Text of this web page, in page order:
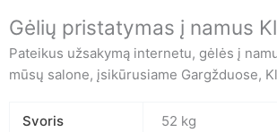
Gėlių pristatymas į namus
Pateikus užsakymą internetu, gėlės į
mūsų salone, įsikūrusiame Gargžduose,
Svoris 52 kg